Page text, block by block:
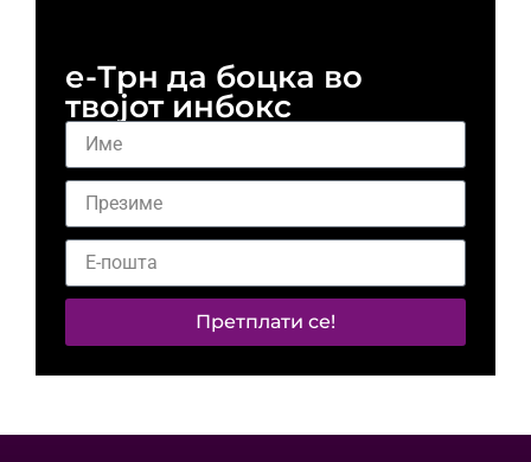
е-Трн да боцка во
твојот инбокс
Претплати се!